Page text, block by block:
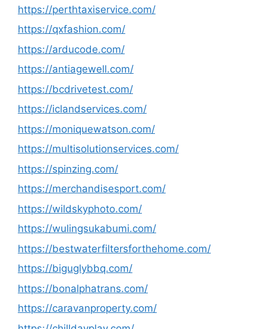
https://perthtaxiservice.com/
https://qxfashion.com/
https://arducode.com/
https://antiagewell.com/
https://bcdrivetest.com/
https://iclandservices.com/
https://moniquewatson.com/
https://multisolutionservices.com/
https://spinzing.com/
https://merchandisesport.com/
https://wildskyphoto.com/
https://wulingsukabumi.com/
https://bestwaterfiltersforthehome.com/
https://biguglybbq.com/
https://bonalphatrans.com/
https://caravanproperty.com/